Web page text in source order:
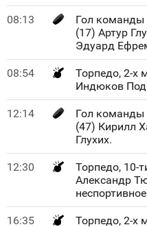
08:13
Гол команды
(17) Артур
Эдуард
08:54
Торпедо, 2-х
Индюков
12:14
Гол команды
(47) Кирилл
Глухих.
12:30
Торпедо, 10-
Александр
16:35
Торпедо, 2-х